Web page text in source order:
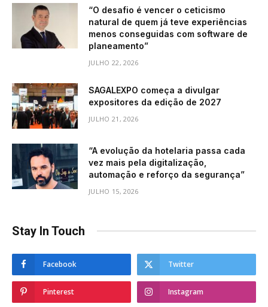
“O desafio é vencer o ceticismo
natural de quem já teve experiências
menos conseguidas com software de
planeamento”
JULHO 22, 2026
SAGALEXPO começa a divulgar
expositores da edição de 2027
JULHO 21, 2026
“A evolução da hotelaria passa cada
vez mais pela digitalização,
automação e reforço da segurança”
JULHO 15, 2026
Stay In Touch
Facebook Twitter
Pinterest Instagram